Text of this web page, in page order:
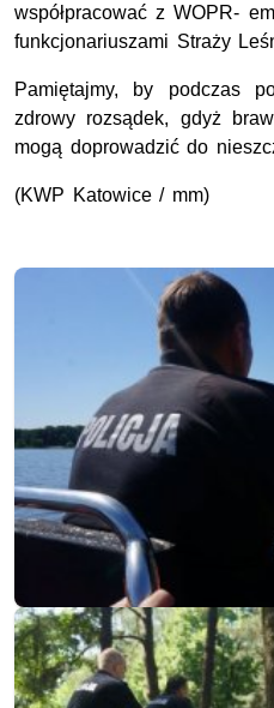
współpracować z WOPR-
funkcjonariuszami Straży
Pamiętajmy, by podczas
zdrowy rozsądek, gdyż
mogą doprowadzić do
(KWP Katowice / mm)